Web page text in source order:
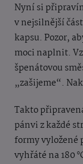
Nyní si
v nejsilnější
kapsu. Pozor,
moci naplnit.
špenátovou
„zašijeme“.
Takto
pánvi z každé
formy vyložené
vyhřáté na 180